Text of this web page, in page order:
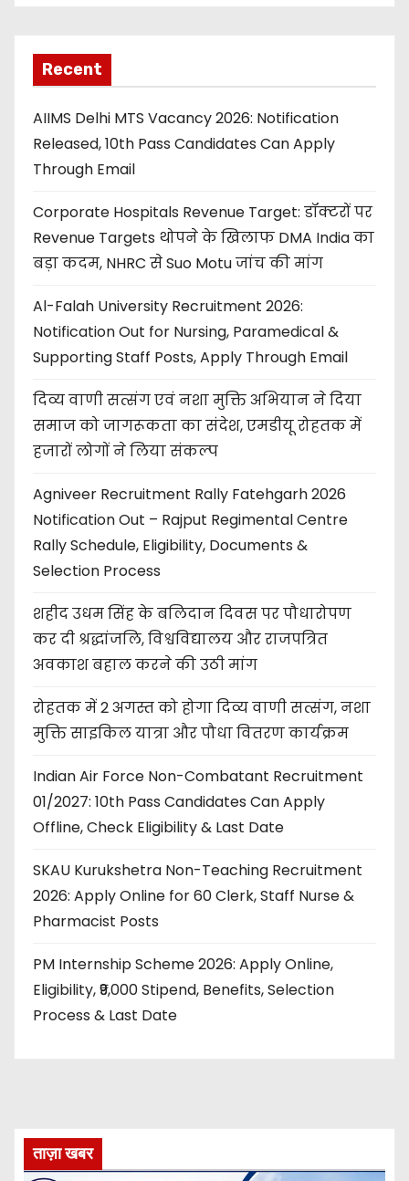
Recent
AIIMS Delhi MTS Vacancy 2026: Notification
Released, 10th Pass Candidates Can Apply
Through Email
Corporate Hospitals Revenue Target: डॉक्टरों पर
Revenue Targets थोपने के खिलाफ DMA India का
बड़ा कदम, NHRC से Suo Motu जांच की मांग
Al-Falah University Recruitment 2026:
Notification Out for Nursing, Paramedical &
Supporting Staff Posts, Apply Through Email
दिव्य वाणी सत्संग एवं नशा मुक्ति अभियान ने दिया
समाज को जागरूकता का संदेश, एमडीयू रोहतक में
हजारों लोगों ने लिया संकल्प
Agniveer Recruitment Rally Fatehgarh 2026
Notification Out – Rajput Regimental Centre
Rally Schedule, Eligibility, Documents &
Selection Process
शहीद उधम सिंह के बलिदान दिवस पर पौधारोपण
कर दी श्रद्धांजलि, विश्वविद्यालय और राजपत्रित
अवकाश बहाल करने की उठी मांग
रोहतक में 2 अगस्त को होगा दिव्य वाणी सत्संग, नशा
मुक्ति साइकिल यात्रा और पौधा वितरण कार्यक्रम
Indian Air Force Non-Combatant Recruitment
01/2027: 10th Pass Candidates Can Apply
Offline, Check Eligibility & Last Date
SKAU Kurukshetra Non-Teaching Recruitment
2026: Apply Online for 60 Clerk, Staff Nurse &
Pharmacist Posts
PM Internship Scheme 2026: Apply Online,
Eligibility, ₹9,000 Stipend, Benefits, Selection
Process & Last Date
ताज़ा खबर